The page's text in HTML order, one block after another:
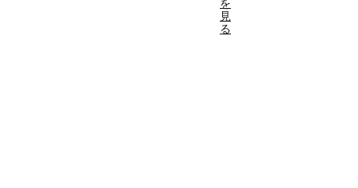
見
る